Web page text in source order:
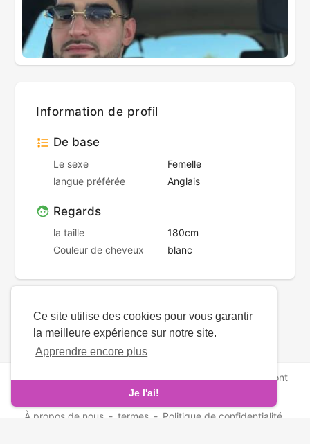
Ce site utilise des cookies pour vous garantir
la meilleure expérience sur notre site.
Apprendre encore plus
Je l'ai!
Information de profil
De base
Le sexe
Femelle
langue préférée
Anglais
Regards
la taille
180cm
Couleur de cheveux
blanc
droits d'auteur © 2026 ArmenianMatch. Tous les droits sont
À propos de nous - termes - Politique de confidentialité